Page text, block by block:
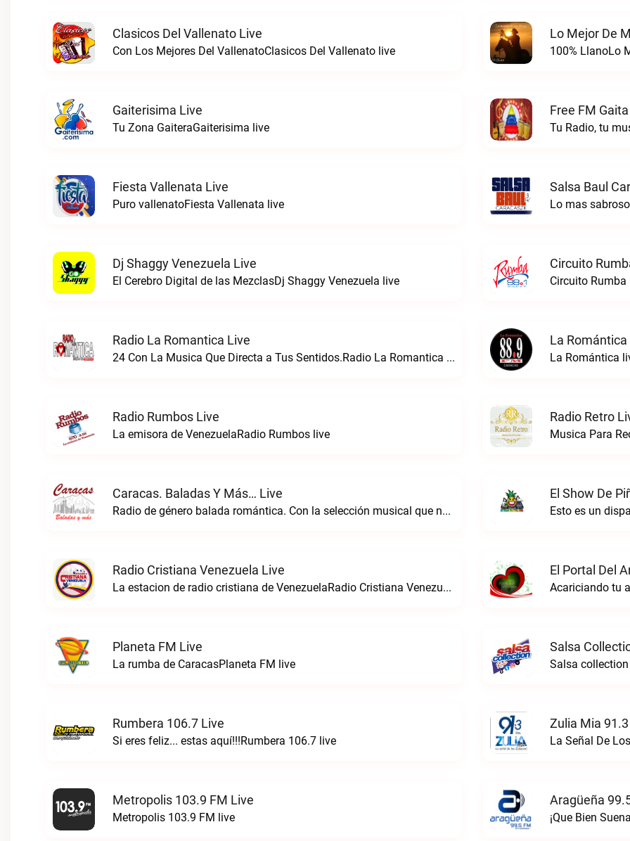
Clasicos Del Vallenato Live
Con Los Mejores Del VallenatoClasicos Del Vallenato live
Lo Mejor De
100% LlanoLo
Gaiterisima Live
Tu Zona GaiteraGaiterisima live
Free FM
Tu Radio, tu
Fiesta Vallenata Live
Puro vallenatoFiesta Vallenata live
Salsa Baul
Lo mas
Dj Shaggy Venezuela Live
El Cerebro Digital de las MezclasDj Shaggy Venezuela live
Circuito
Circuito
Radio La Romantica Live
24 Con La Musica Que Directa a Tus Sentidos.Radio La Romantica live
La Romántica
La Romántica
Radio Rumbos Live
La emisora de VenezuelaRadio Rumbos live
Radio Retro
Musica Para
Caracas. Baladas Y Más… Live
Radio de género balada romántica. Con la selección musical que nos gusta...Caracas. Baladas y más… live
El Show De
Esto es un
Radio Cristiana Venezuela Live
La estacion de radio cristiana de VenezuelaRadio Cristiana Venezuela live
El Portal Del
Acariciando tu
Planeta FM Live
La rumba de CaracasPlaneta FM live
Salsa
Salsa
Rumbera 106.7 Live
Si eres feliz... estas aquí!!!Rumbera 106.7 live
Zulia Mia
La Señal De
Metropolis 103.9 FM Live
Metropolis 103.9 FM live
Aragüeña
¡Que Bien